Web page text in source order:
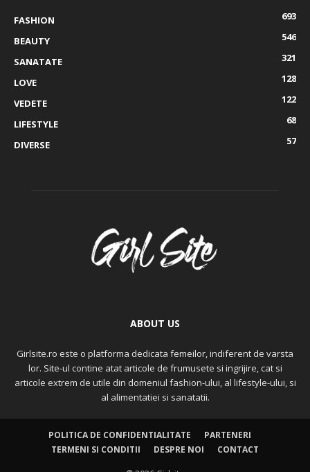
FASHION
693
BEAUTY
546
SANATATE
321
LOVE
128
VEDETE
122
LIFESTYLE
68
DIVERSE
57
ABOUT US
Girlsite.ro este o platforma dedicata femeilor, indiferent de varsta
lor. Site-ul contine atat articole de frumusete si ingrijire, cat si
articole extrem de utile din domeniul fashion-ului, al lifestyle-ului, si
al alimentatiei si sanatatii.
POLITICA DE CONFIDENTIALITATE
PARTENERI
TERMENI SI CONDITII
DESPRE NOI CONTACT